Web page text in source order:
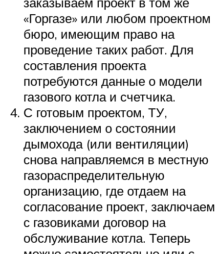
«Горгазе» или любом проектном
бюро, имеющим право на
проведение таких работ. Для
составления проекта
потребуются данные о модели
газового котла и счетчика.
С готовым проектом, ТУ,
заключением о состоянии
дымохода (или вентиляции)
снова направляемся в местную
газораспределительную
организацию, где отдаем на
согласование проект, заключаем
с газовиками договор на
обслуживание котла. Теперь